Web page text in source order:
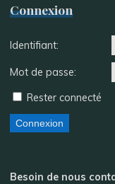
Connexion
Identifiant:
Mot de passe:
Rester connecté
Connexion
Besoin de nous